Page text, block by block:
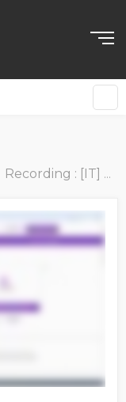
Recording : [IT] Ratings: inviti i suoi fornitori (Landing Page &amp; Directory)